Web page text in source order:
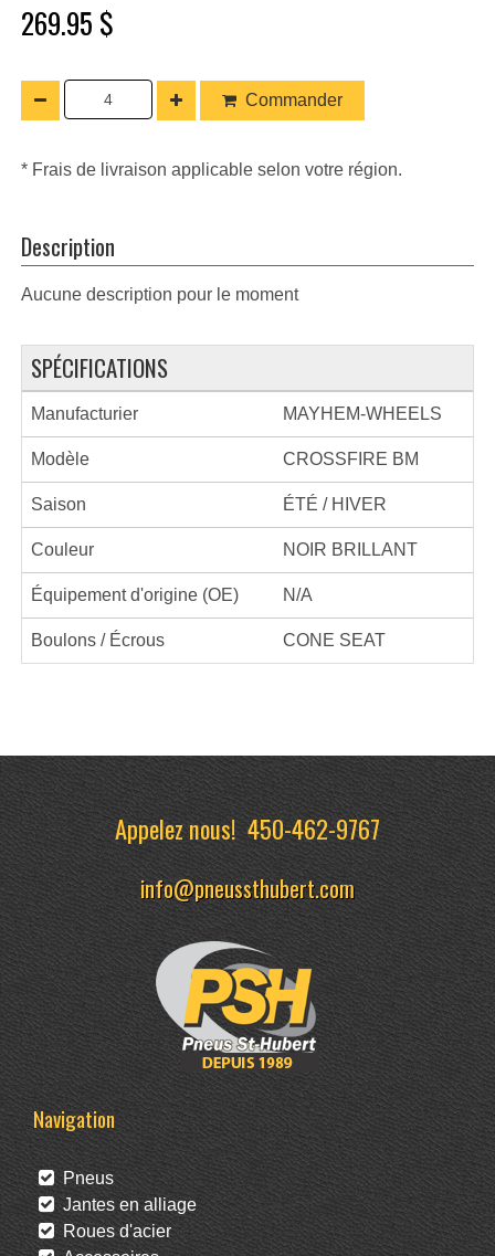
269.95 $
Commander
* Frais de livraison applicable selon votre région.
Description
Aucune description pour le moment
SPÉCIFICATIONS
Manufacturier MAYHEM-WHEELS
Modèle CROSSFIRE BM
Saison ÉTÉ / HIVER
Couleur NOIR BRILLANT
Équipement d'origine (OE) N/A
Boulons / Écrous CONE SEAT
Appelez nous!450-462-9767
info@pneussthubert.com
Navigation
Pneus
Jantes en alliage
Roues d'acier